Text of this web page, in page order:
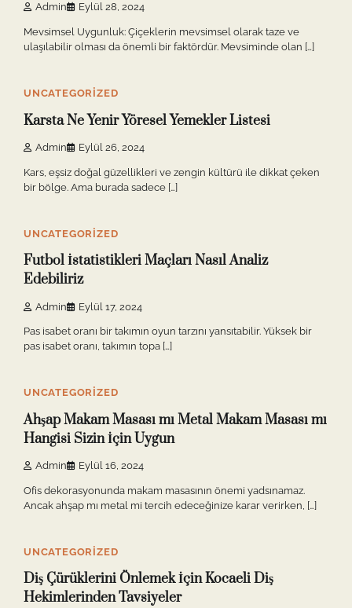
Admin Eylül 28, 2024
Mevsimsel Uygunluk: Çiçeklerin mevsimsel olarak taze ve
ulaşılabilir olması da önemli bir faktördür. Mevsiminde olan […]
UNCATEGORIZED
Karsta Ne Yenir Yöresel Yemekler Listesi
Admin Eylül 26, 2024
Kars, eşsiz doğal güzellikleri ve zengin kültürü ile dikkat çeken
bir bölge. Ama burada sadece […]
UNCATEGORIZED
Futbol İstatistikleri Maçları Nasıl Analiz
Edebiliriz
Admin Eylül 17, 2024
Pas isabet oranı bir takımın oyun tarzını yansıtabilir. Yüksek bir
pas isabet oranı, takımın topa […]
UNCATEGORIZED
Ahşap Makam Masası mı Metal Makam Masası mı
Hangisi Sizin İçin Uygun
Admin Eylül 16, 2024
Ofis dekorasyonunda makam masasının önemi yadsınamaz.
Ancak ahşap mı metal mi tercih edeceğinize karar verirken, […]
UNCATEGORIZED
Diş Çürüklerini Önlemek İçin Kocaeli Diş
Hekimlerinden Tavsiyeler